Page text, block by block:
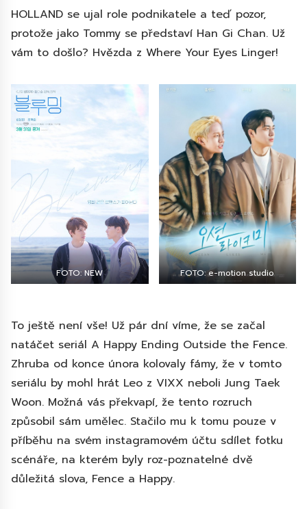
HOLLAND se ujal role podnikatele a teď pozor,
protože jako Tommy se představí Han Gi Chan. Už
vám to došlo? Hvězda z Where Your Eyes Linger!
FOTO: NEW FOTO: e-motion studio
To ještě není vše! Už pár dní víme, že se začal
natáčet seriál A Happy Ending Outside the Fence.
Zhruba od konce února kolovaly fámy, že v tomto
seriálu by mohl hrát Leo z VIXX neboli Jung Taek
Woon. Možná vás překvapí, že tento rozruch
způsobil sám umělec. Stačilo mu k tomu pouze v
příběhu na svém instagramovém účtu sdílet fotku
scénáře, na kterém byly roz-poznatelné dvě
důležitá slova, Fence a Happy.